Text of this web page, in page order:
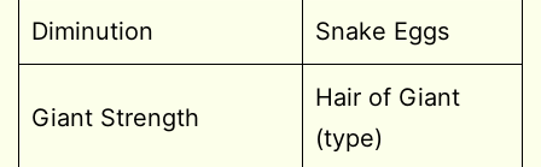
Diminution Snake Eggs
Giant Strength
Hair of Giant
(type)